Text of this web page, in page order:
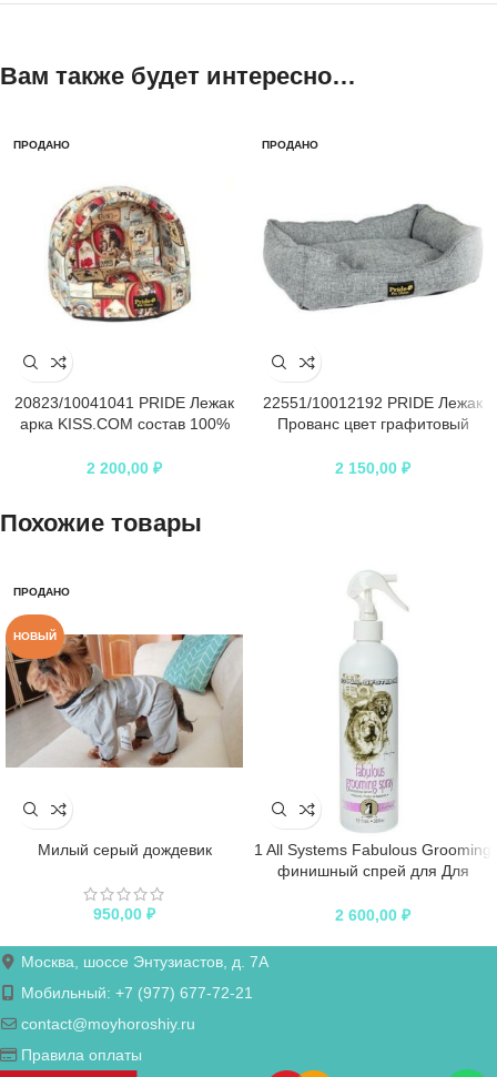
Вам также будет интересно…
ПРОДАНО
20823/10041041 PRIDE Лежак
арка KISS.COM состав 100%
2 200,00 ₽
ПРОДАНО
22551/10012192 PRIDE Лежак
Прованс цвет графитовый
2 150,00 ₽
Похожие товары
ПРОДАНО
НОВЫЙ
Милый серый дождевик
950,00 ₽
1 All Systems Fabulous Grooming
финишный спрей для Для
Пёси>Груминга 355 мл
2 600,00 ₽
Москва, шоссе Энтузиастов, д. 7А
Мобильный: +7 (977) 677-72-21
contact@moyhoroshiy.ru
Правила оплаты